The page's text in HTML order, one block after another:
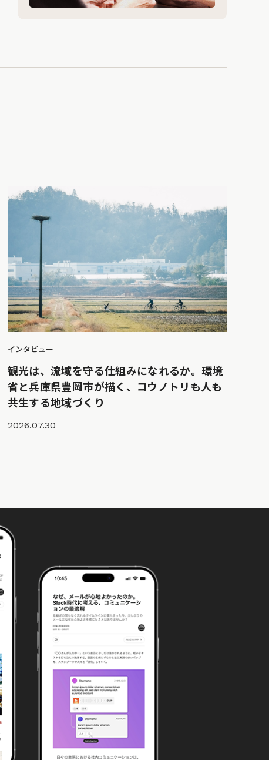
インタビュー
観光は、流域を守る仕組みになれるか。環境
省と兵庫県豊岡市が描く、コウノトリも人も
共生する地域づくり
2026.07.30